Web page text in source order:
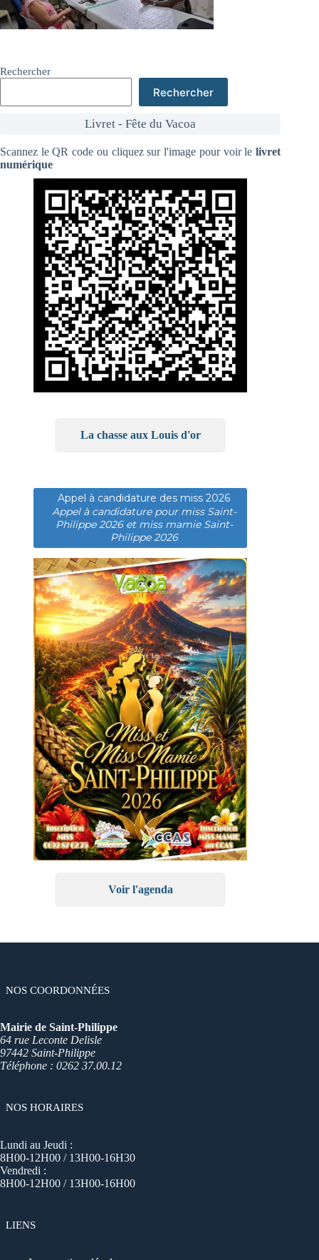
Rechercher
Rechercher
Livret - Fête du Vacoa
Scannez le QR code ou cliquez sur l'image pour voir lelivret
numérique
La chasse aux Louis d'or
Appel à candidature des miss 2026
Appel à candidature pour miss Saint-
Philippe 2026 et miss mamie Saint-
Philippe 2026
Voir l'agenda
NOS COORDONNÉES
Mairie de Saint-Philippe
64 rue Leconte Delisle
97442 Saint-Philippe
Téléphone : 0262 37.00.12
NOS HORAIRES
Lundi au Jeudi :
8H00-12H00 / 13H00-16H30
Vendredi :
8H00-12H00 / 13H00-16H00
LIENS